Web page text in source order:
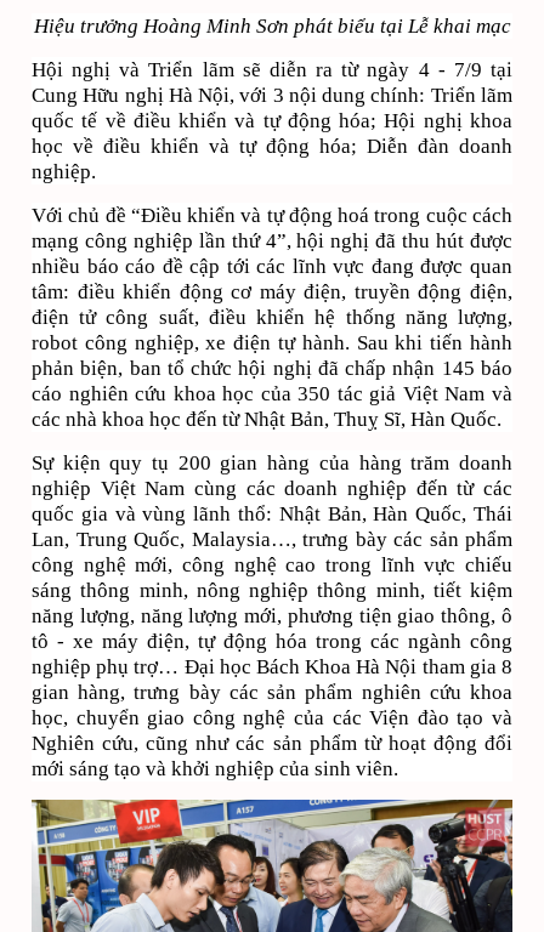
Hiệu trưởng Hoàng Minh Sơn phát biểu tại Lễ khai mạc
Hội nghị và Triển lãm sẽ diễn ra từ ngày 4 - 7/9 tại
Cung Hữu nghị Hà Nội, với 3 nội dung chính: Triển lãm
quốc tế về điều khiển và tự động hóa; Hội nghị khoa
học về điều khiển và tự động hóa; Diễn đàn doanh
nghiệp.
Với chủ đề “Điều khiển và tự động hoá trong cuộc cách
mạng công nghiệp lần thứ 4”, hội nghị đã thu hút được
nhiều báo cáo đề cập tới các lĩnh vực đang được quan
tâm: điều khiển động cơ máy điện, truyền động điện,
điện tử công suất, điều khiển hệ thống năng lượng,
robot công nghiệp, xe điện tự hành. Sau khi tiến hành
phản biện, ban tổ chức hội nghị đã chấp nhận 145 báo
cáo nghiên cứu khoa học của 350 tác giả Việt Nam và
các nhà khoa học đến từ Nhật Bản, Thuỵ Sĩ, Hàn Quốc.
Sự kiện quy tụ 200 gian hàng của hàng trăm doanh
nghiệp Việt Nam cùng các doanh nghiệp đến từ các
quốc gia và vùng lãnh thổ: Nhật Bản, Hàn Quốc, Thái
Lan, Trung Quốc, Malaysia…, trưng bày các sản phẩm
công nghệ mới, công nghệ cao trong lĩnh vực chiếu
sáng thông minh, nông nghiệp thông minh, tiết kiệm
năng lượng, năng lượng mới, phương tiện giao thông, ô
tô - xe máy điện, tự động hóa trong các ngành công
nghiệp phụ trợ… Đại học Bách Khoa Hà Nội tham gia 8
gian hàng, trưng bày các sản phẩm nghiên cứu khoa
học, chuyển giao công nghệ của các Viện đào tạo và
Nghiên cứu, cũng như các sản phẩm từ hoạt động đổi
mới sáng tạo và khởi nghiệp của sinh viên.